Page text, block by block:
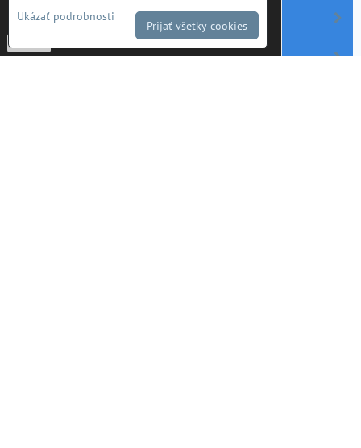
MEMBRÁNOVÉ SUŠIČE
KONDENZÁTOVÉ HOSPODÁRSTVO
Ukázať podrobnosti
Prijať všetky cookies
Zásady Ochrany osobných údajov